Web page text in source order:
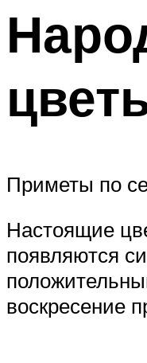
Приметы по
Настоящие
появляются
воскресение